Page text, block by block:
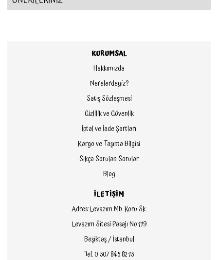
KURUMSAL
Hakkımızda
Nerelerdeyiz?
Satış Sözleşmesi
Gizlilik ve Güvenlik
İptal ve İade Şartları
Kargo ve Taşıma Bilgisi
Sıkça Sorulan Sorular
Blog
İLETİŞİM
Adres: Levazım Mh. Koru Sk.
Levazım Sitesi Pasajı No:119
Beşiktaş / İstanbul
Tel: 0 507 845 82 15